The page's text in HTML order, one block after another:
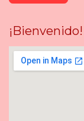
¡Bienvenido!